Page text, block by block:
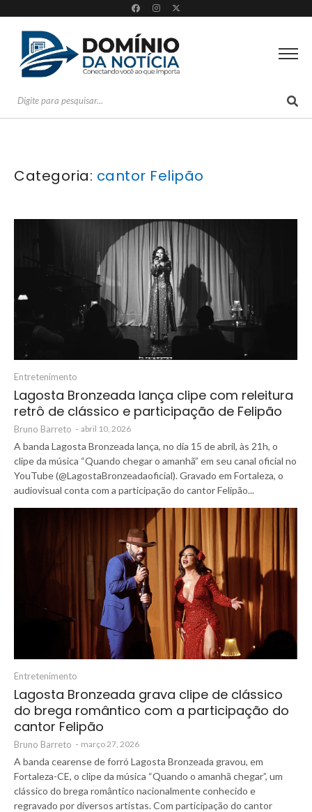
Categoria: cantor Felipão
Entretenimento
Lagosta Bronzeada lança clipe com releitura
retrô de clássico e participação de Felipão
Bruno Barreto - abril 10, 2026
A banda Lagosta Bronzeada lança, no dia 15 de abril, às 21h, o
clipe da música “Quando chegar o amanhã” em seu canal oficial no
YouTube (@LagostaBronzeadaoficial). Gravado em Fortaleza, o
audiovisual conta com a participação do cantor Felipão...
Entretenimento
Lagosta Bronzeada grava clipe de clássico
do brega romântico com a participação do
cantor Felipão
Bruno Barreto - março 27, 2026
A banda cearense de forró Lagosta Bronzeada gravou, em
Fortaleza-CE, o clipe da música “Quando o amanhã chegar”, um
clássico do brega romântico nacionalmente conhecido e
regravado por diversos artistas. Com participação do cantor